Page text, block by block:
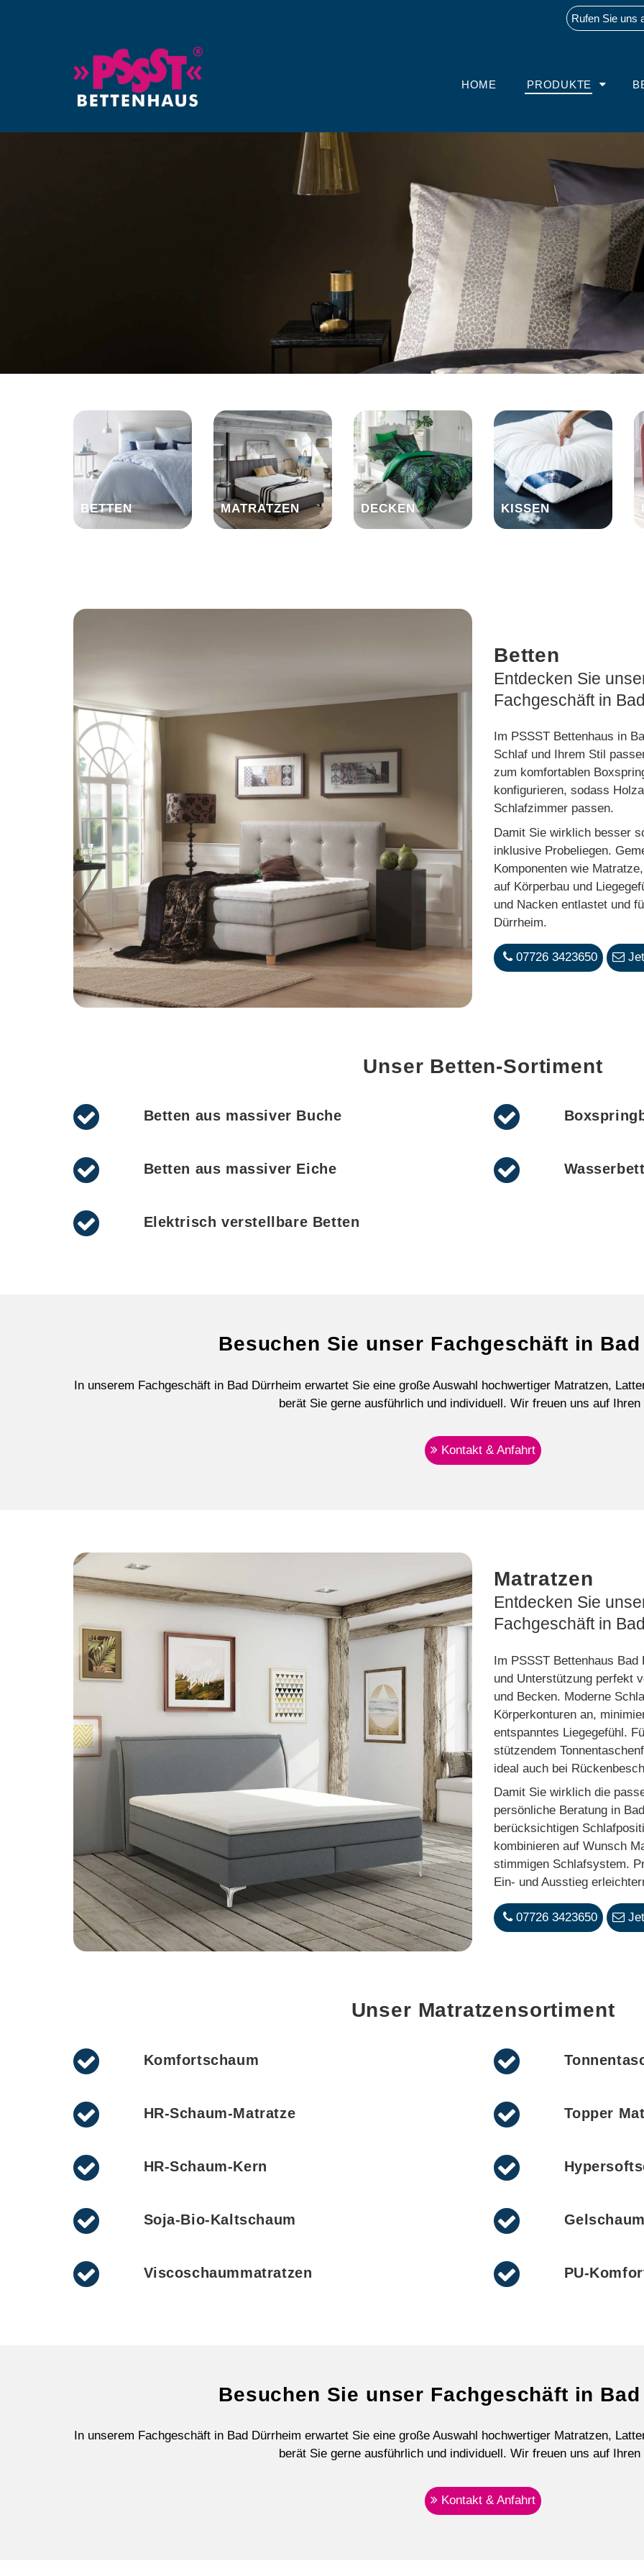
Rufen Sie uns
HOME PRODUKTE
BETTEN MATRATZEN DECKEN KISSEN
Betten
Entdecken Sie
Fachgeschäft in
Im PSSST Bettenhaus in
Schlaf und Ihrem Stil
zum komfortablen
konfigurieren, sodass
Schlafzimmer passen.
Damit Sie wirklich besser
inklusive Probeliegen.
Komponenten wie
auf Körperbau und
und Nacken entlastet und
Dürrheim.
07726 3423650
Unser Betten-Sortiment
Betten aus massiver Buche
Betten aus massiver Eiche
Elektrisch verstellbare Betten
Besuchen Sie unser Fachgeschäft in
In unserem Fachgeschäft in Bad Dürrheim erwartet Sie eine große Auswahl hochwertiger Matratzen,
berät Sie gerne ausführlich und individuell. Wir freuen uns auf Ihren
Kontakt & Anfahrt
Matratzen
Entdecken Sie
Fachgeschäft in
Im PSSST Bettenhaus
und Unterstützung perfekt
und Becken. Moderne
Körperkonturen an,
entspanntes Liegegefühl.
stützendem
ideal auch bei
Damit Sie wirklich die
persönliche Beratung in
berücksichtigen
kombinieren auf Wunsch
stimmigen Schlafsystem.
Ein- und Ausstieg
07726 3423650
Unser Matratzensortiment
Komfortschaum
HR-Schaum-Matratze
HR-Schaum-Kern
Soja-Bio-Kaltschaum
Viscoschaummatratzen
Topper
Gelschaum
PU-
Besuchen Sie unser Fachgeschäft in
In unserem Fachgeschäft in Bad Dürrheim erwartet Sie eine große Auswahl hochwertiger Matratzen,
berät Sie gerne ausführlich und individuell. Wir freuen uns auf Ihren
Kontakt & Anfahrt